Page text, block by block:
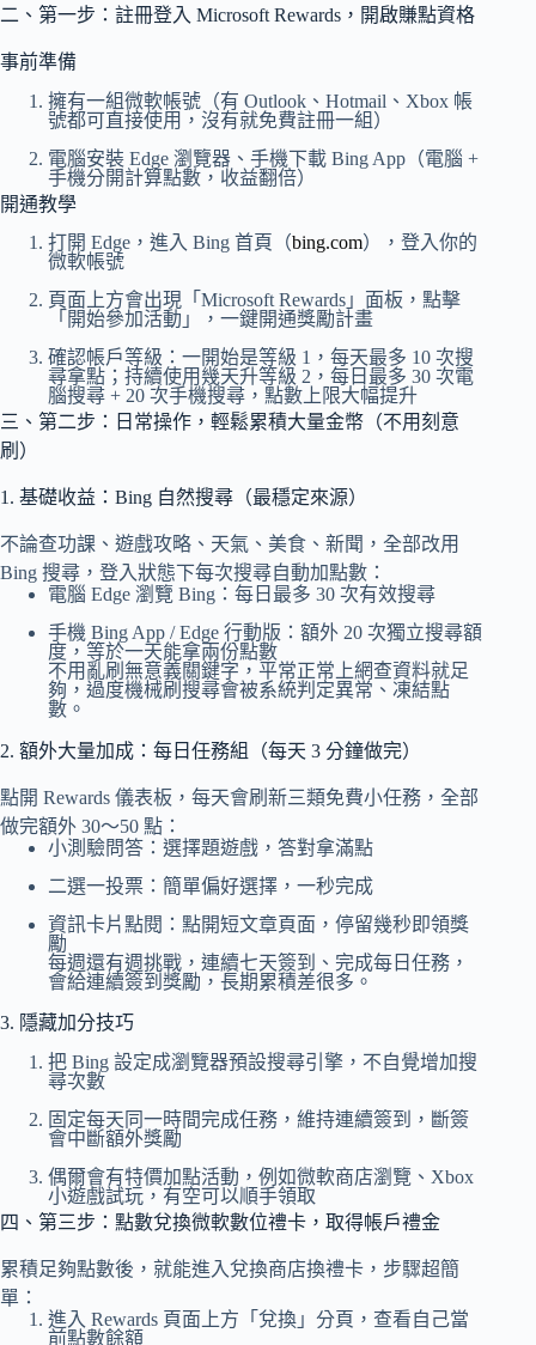
二、第一步：註冊登入 Microsoft Rewards，開啟賺點資格
事前準備
擁有一組微軟帳號（有 Outlook、Hotmail、Xbox 帳
號都可直接使用，沒有就免費註冊一組）
電腦安裝 Edge 瀏覽器、手機下載 Bing App（電腦 +
手機分開計算點數，收益翻倍）
開通教學
打開 Edge，進入 Bing 首頁（bing.com），登入你的
微軟帳號
頁面上方會出現「Microsoft Rewards」面板，點擊
「開始參加活動」，一鍵開通獎勵計畫
確認帳戶等級：一開始是等級 1，每天最多 10 次搜
尋拿點；持續使用幾天升等級 2，每日最多 30 次電
腦搜尋 + 20 次手機搜尋，點數上限大幅提升
三、第二步：日常操作，輕鬆累積大量金幣（不用刻意
刷）
1. 基礎收益：Bing 自然搜尋（最穩定來源）
不論查功課、遊戲攻略、天氣、美食、新聞，全部改用
Bing 搜尋，登入狀態下每次搜尋自動加點數：
電腦 Edge 瀏覽 Bing：每日最多 30 次有效搜尋
手機 Bing App / Edge 行動版：額外 20 次獨立搜尋額
度，等於一天能拿兩份點數
不用亂刷無意義關鍵字，平常正常上網查資料就足
夠，過度機械刷搜尋會被系統判定異常、凍結點
數。
2. 額外大量加成：每日任務組（每天 3 分鐘做完）
點開 Rewards 儀表板，每天會刷新三類免費小任務，全部
做完額外 30～50 點：
小測驗問答：選擇題遊戲，答對拿滿點
二選一投票：簡單偏好選擇，一秒完成
資訊卡片點閱：點開短文章頁面，停留幾秒即領獎
勵
每週還有週挑戰，連續七天簽到、完成每日任務，
會給連續簽到獎勵，長期累積差很多。
3. 隱藏加分技巧
把 Bing 設定成瀏覽器預設搜尋引擎，不自覺增加搜
尋次數
固定每天同一時間完成任務，維持連續簽到，斷簽
會中斷額外獎勵
偶爾會有特價加點活動，例如微軟商店瀏覽、Xbox
小遊戲試玩，有空可以順手領取
四、第三步：點數兌換微軟數位禮卡，取得帳戶禮金
累積足夠點數後，就能進入兌換商店換禮卡，步驟超簡
單：
進入 Rewards 頁面上方「兌換」分頁，查看自己當
前點數餘額